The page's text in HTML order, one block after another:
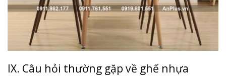
IX. Câu hỏi thường gặp về ghế nhựa